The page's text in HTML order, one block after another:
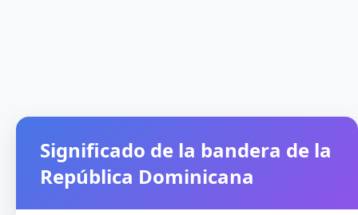
Significado de la bandera de la
República Dominicana